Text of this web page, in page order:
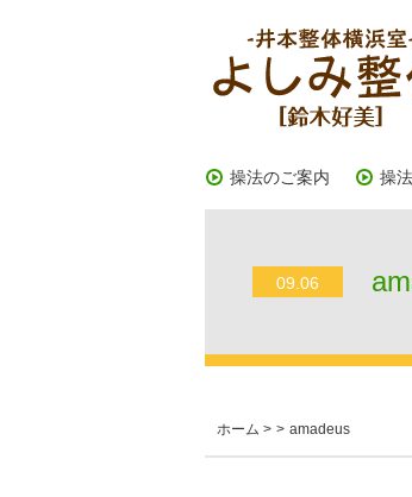
操法のご案内 操
09.06
ホーム > > amadeus